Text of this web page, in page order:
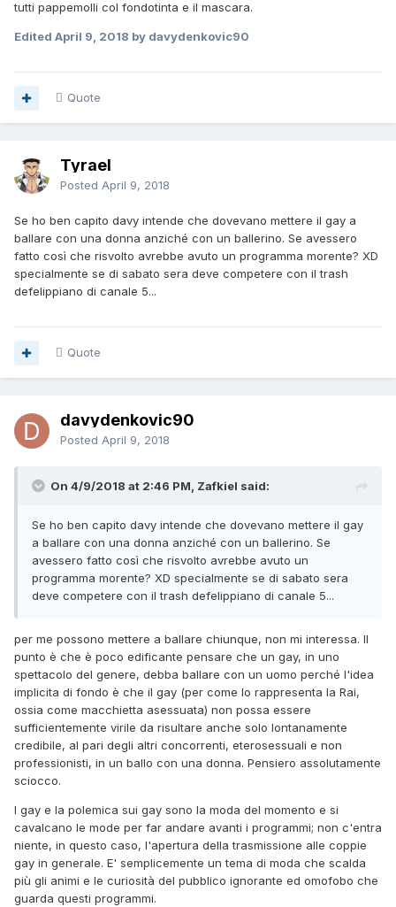
tutti pappemolli col fondotinta e il mascara.
Edited April 9, 2018 by davydenkovic90
Quote
Tyrael
Posted April 9, 2018
Se ho ben capito davy intende che dovevano mettere il gay a
ballare con una donna anziché con un ballerino. Se avessero
fatto così che risvolto avrebbe avuto un programma morente? XD
specialmente se di sabato sera deve competere con il trash
defelippiano di canale 5...
Quote
davydenkovic90
Posted April 9, 2018
On 4/9/2018 at 2:46 PM, Zafkiel said:
Se ho ben capito davy intende che dovevano mettere il gay
a ballare con una donna anziché con un ballerino. Se
avessero fatto così che risvolto avrebbe avuto un
programma morente? XD specialmente se di sabato sera
deve competere con il trash defelippiano di canale 5...
per me possono mettere a ballare chiunque, non mi interessa. Il
punto è che è poco edificante pensare che un gay, in uno
spettacolo del genere, debba ballare con un uomo perché l'idea
implicita di fondo è che il gay (per come lo rappresenta la Rai,
ossia come macchietta asessuata) non possa essere
sufficientemente virile da risultare anche solo lontanamente
credibile, al pari degli altri concorrenti, eterosessuali e non
professionisti, in un ballo con una donna. Pensiero assolutamente
sciocco.
I gay e la polemica sui gay sono la moda del momento e si
cavalcano le mode per far andare avanti i programmi; non c'entra
niente, in questo caso, l'apertura della trasmissione alle coppie
gay in generale. E' semplicemente un tema di moda che scalda
più gli animi e le curiosità del pubblico ignorante ed omofobo che
guarda questi programmi.